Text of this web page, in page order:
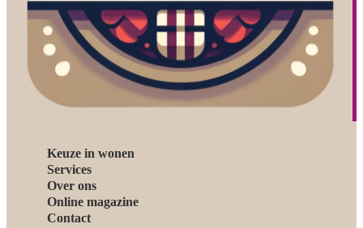
Keuze in wonen
Services
Over ons
Online magazine
Contact